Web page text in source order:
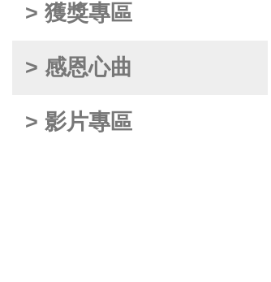
> 獲獎專區
> 感恩心曲
> 影片專區